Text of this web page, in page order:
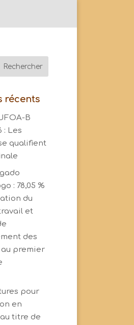
récents
B
: Les
qualifient
: 78,05 %
du
et
des
premier
pour
en
titre de